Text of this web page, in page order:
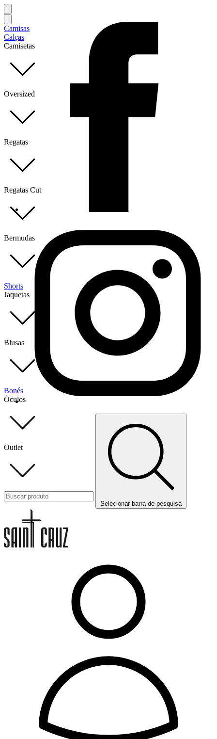
Camisas
Calças
Camisetas
Oversized
Regatas
Regatas Cut
Bermudas
Shorts
Jaquetas
Blusas
Bonés
Óculos
Outlet
Selecionar barra de pesquisa